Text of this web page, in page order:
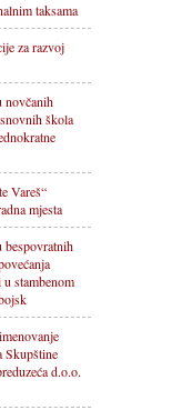
taksama
za razvoj
novčanih
škola
Vareš“
mjesta
bespovratnih
stambenom
Skupštine
d.o.o.